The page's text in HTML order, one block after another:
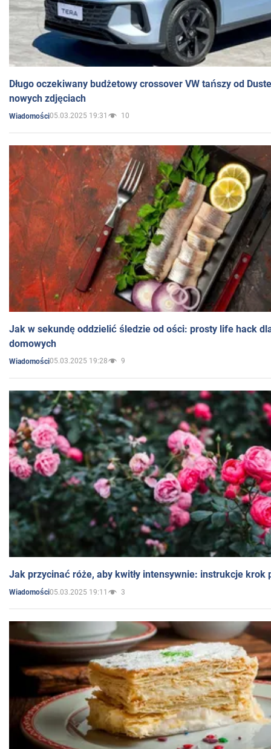
Długo oczekiwany budżetowy crossover VW tańszy od
nowych zdjęciach
Wiadomości05.03.2025 19:31 10
Jak w sekundę oddzielić śledzie od ości: prosty life hack
domowych
Wiadomości05.03.2025 19:28 9
Jak przycinać róże, aby kwitły intensywnie: instrukcje krok
Wiadomości05.03.2025 19:11 3